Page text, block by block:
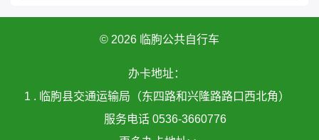
© 2026 临朐公共自行车
办卡地址：
1 . 临朐县交通运输局（东四路和兴隆路路口西北角）
服务电话 0536-3660776